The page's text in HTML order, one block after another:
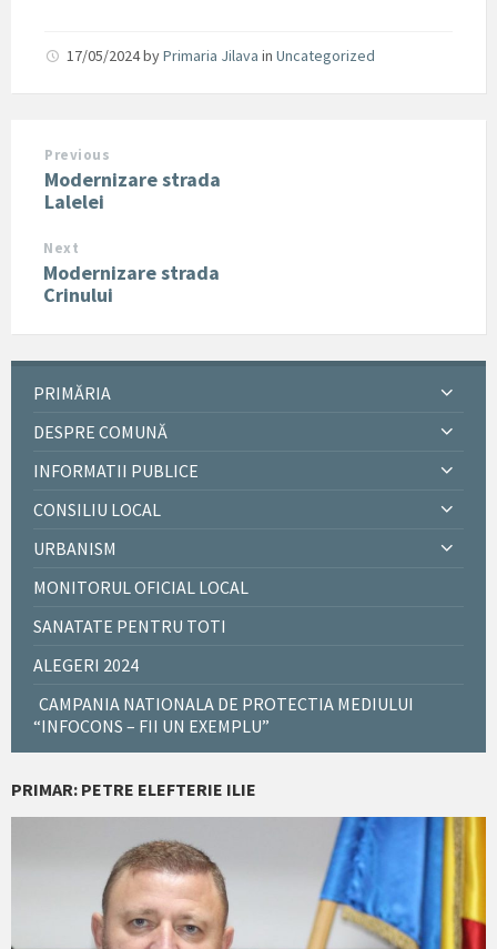
17/05/2024byPrimaria Jilava in Uncategorized
Previous
Modernizare strada
Lalelei
Next
Modernizare strada
Crinului
PRIMĂRIA
DESPRE COMUNĂ
INFORMATII PUBLICE
CONSILIU LOCAL
URBANISM
MONITORUL OFICIAL LOCAL
SANATATE PENTRU TOTI
ALEGERI 2024
CAMPANIA NATIONALA DE PROTECTIA MEDIULUI
“INFOCONS – FII UN EXEMPLU”
PRIMAR: PETRE ELEFTERIE ILIE